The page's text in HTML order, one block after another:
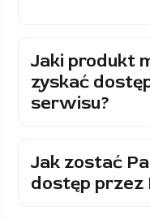
Jaki produkt
zyskać
serwisu?
Jak zostać
dostęp przez